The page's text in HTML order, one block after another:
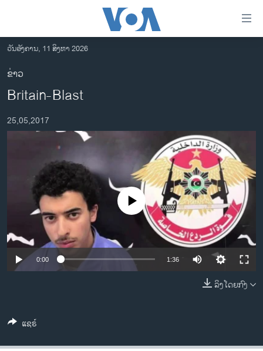
ເຂົ້າ
ຫາ
ຂ້າມ
ຂ້າມ
ໄປ
ອາເມຣິກາ
ການເລືອກຕັ້ງ ປະທານາທີບໍດີ ສະຫະລັດ 2024
ເອເຊຍ
ອິດສະຫຼະພາບດ້ານການຂ່າວ
ຊີວິດຊາວລາວ
ຊຸມຊົນຊາວລາວ
ວິທະຍາສາດ-ເທັກໂນໂລຈີ
ພາສາອັງກິດ
ວັນອັງຄານ, 11 ສິງຫາ 2026
ຂ່າວ
Britain-Blast
25,05,2017
No media source currently available
0:00 1:36
ລິງໂດຍກົງ
ແຊຣ໌